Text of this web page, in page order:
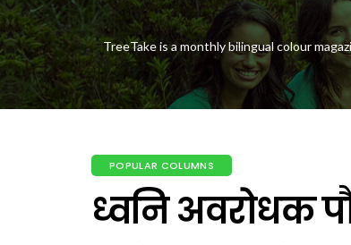
TreeTake is a monthly bilingual colour
POPULAR COLUMNS
ध्वनि अवरोधक